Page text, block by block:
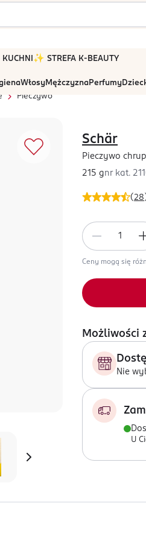
KUCHNI ✨ STREFA K-BEAUTY
WłosyMężczyznaPerfumy
Pieczywo
(28
Schär
Pieczywo
215 gnr kat.
Ceny mogą się
Możliwości
Nie
U